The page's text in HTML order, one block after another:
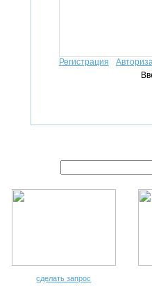
Регистрация
сделать запрос